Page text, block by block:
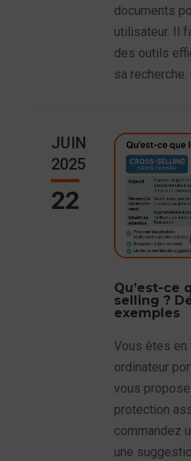
documents
utilisateur. Il
des outils
sa recherche.
JUIN
2025
22
Qu’est-ce
selling ?
exemples
Vous êtes en
ordinateur
vous
protection
commandez
une